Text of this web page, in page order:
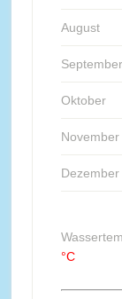
August
September
Oktober
November
Dezember
°C